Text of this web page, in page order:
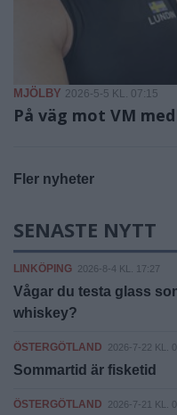
MJÖLBY 2026-5-5 KL. 07:15
På väg mot VM
Fler nyheter
SENASTE NYTT
LINKÖPING 2026-8-4 KL. 17:27
Vågar du testa glass
whiskey?
ÖSTERGÖTLAND 2026-7-22 KL.
Sommartid är fisketid
ÖSTERGÖTLAND 2026-7-21 KL.